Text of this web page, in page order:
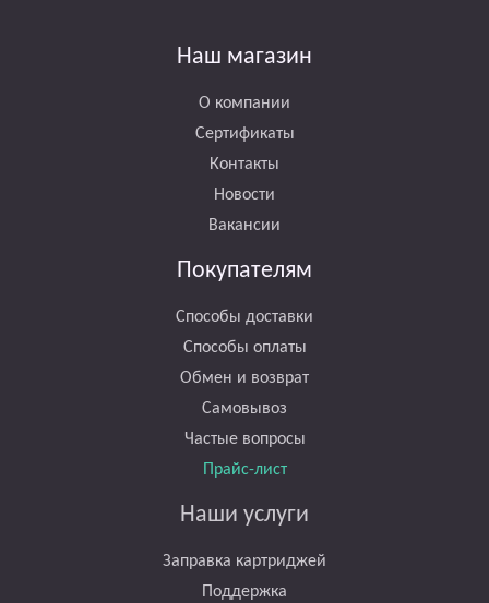
Наш магазин
О компании
Сертификаты
Контакты
Новости
Вакансии
Покупателям
Способы доставки
Способы оплаты
Обмен и возврат
Самовывоз
Частые вопросы
Прайс-лист
Наши услуги
Заправка картриджей
Поддержка